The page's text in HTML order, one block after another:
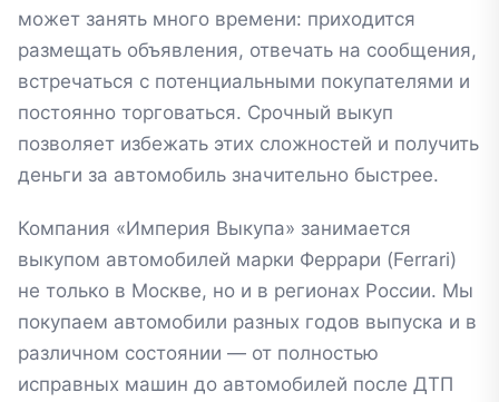
может занять много времени: приходится
размещать объявления, отвечать на сообщения,
встречаться с потенциальными покупателями и
постоянно торговаться. Срочный выкуп
позволяет избежать этих сложностей и получить
деньги за автомобиль значительно быстрее.
Компания «Империя Выкупа» занимается
выкупом автомобилей марки Феррари (Ferrari)
не только в Москве, но и в регионах России. Мы
покупаем автомобили разных годов выпуска и в
различном состоянии — от полностью
исправных машин до автомобилей после ДТП